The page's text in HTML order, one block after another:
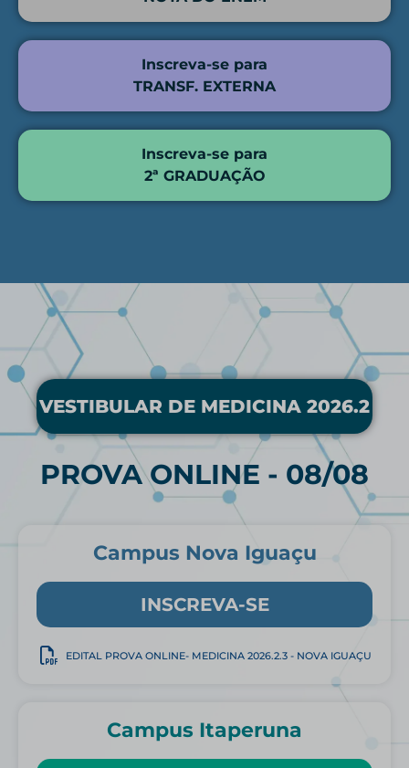
Inscreva-se para
TRANSF. EXTERNA
Inscreva-se para
2ª GRADUAÇÃO
VESTIBULAR DE MEDICINA 2026.2
PROVA ONLINE - 08/08
Campus Nova Iguaçu
INSCREVA-SE
EDITAL PROVA ONLINE- MEDICINA 2026.2.3 - NOVA IGUAÇU
Campus Itaperuna